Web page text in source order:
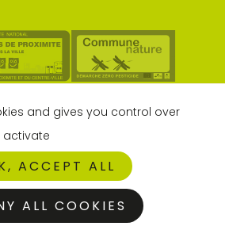
and gives you control over
activate
ACCEPT ALL
ALL COOKIES